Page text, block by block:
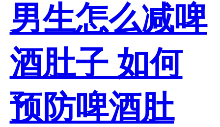
男生怎么减啤
酒肚子 如何
预防啤酒肚